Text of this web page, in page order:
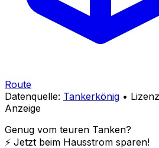
Route
Datenquelle: Tankerkönig •
Anzeige
Genug vom teuren Tanken?
⚡️ Jetzt beim Hausstrom sparen!